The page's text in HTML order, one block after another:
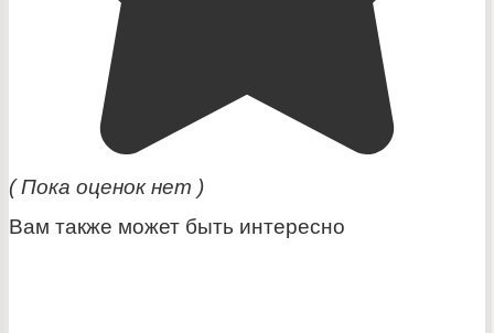
( Пока оценок нет )
Вам также может быть интересно